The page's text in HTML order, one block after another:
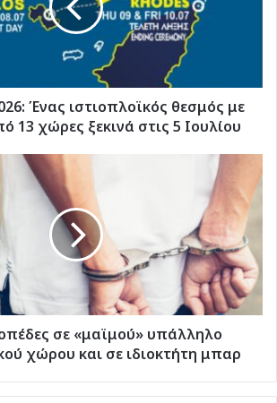
Ένας ιστιοπλοϊκός θεσμός με
13 χώρες ξεκινά στις 5 Ιουλίου
σε «μαϊμού» υπάλληλο
χώρου και σε ιδιοκτήτη μπαρ